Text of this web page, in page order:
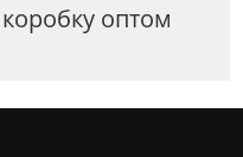
оптом